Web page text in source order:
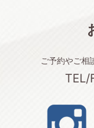
ご予約やご相